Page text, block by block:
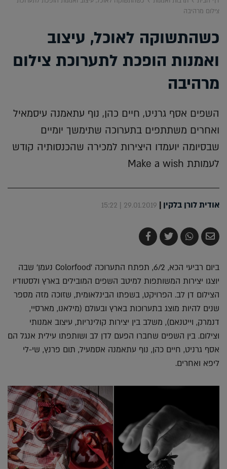
צילום מרהיבה
כשהתשוקה לאוכל, עיצוב
ואמנות הופכת לתערוכת צילום
מרהיבה
השפים אסף גרניט, חיים כהן, נוף עתאמנה עיסמאיל
ואחרים משתתפים בתערוכה שתימשך יומיים
שבסיומה יועמדו היצירות למכירה שהכנסותיה קודש
לעמותת Make a wish
אודית לורן בלקין |
29.01.2019 | 15:22
שלח
בדואר
שתף
ב-
צייץ
ב-
שתף
ב-
ביום רביעי הכא, 6/2, תפתח התערוכה 'Colorfood נעמן' שבה
יוצגו יצירות המשותפות למיטב השפים המובילים בארץ ולסטודיו
הצילום דן לב. הפרויקט, בשפתו הבינלאומית, שזוכה מזה מספר
שנים להיות מוצג בתערוכות בארץ ובעולם (מילאנו, מארסיי,
דנמרק, וייטנאם), משלב בין יצירות קולינריות, עיצוב אמנותי
וצילום. בין השפים שחברו הפעם לדן לב ושותפתו עילית אנגל הם
אסף גרניט, חיים כהן, נוף עתאמנה אסמעיל, תום פרנץ, שי-לי
ליפא ואחרים.